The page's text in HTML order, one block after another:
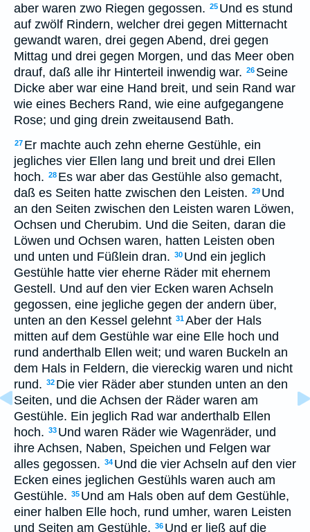
aber waren zwo Riegen gegossen. 25 Und es stund
auf zwölf Rindern, welcher drei gegen Mitternacht
gewandt waren, drei gegen Abend, drei gegen
Mittag und drei gegen Morgen, und das Meer oben
drauf, daß alle ihr Hinterteil inwendig war. 26 Seine
Dicke aber war eine Hand breit, und sein Rand war
wie eines Bechers Rand, wie eine aufgegangene
Rose; und ging drein zweitausend Bath.
27 Er machte auch zehn eherne Gestühle, ein
jegliches vier Ellen lang und breit und drei Ellen
hoch. 28 Es war aber das Gestühle also gemacht,
daß es Seiten hatte zwischen den Leisten. 29 Und
an den Seiten zwischen den Leisten waren Löwen,
Ochsen und Cherubim. Und die Seiten, daran die
Löwen und Ochsen waren, hatten Leisten oben
und unten und Füßlein dran. 30 Und ein jeglich
Gestühle hatte vier eherne Räder mit ehernem
Gestell. Und auf den vier Ecken waren Achseln
gegossen, eine jegliche gegen der andern über,
unten an den Kessel gelehnt 31Aber der Hals
mitten auf dem Gestühle war eine Elle hoch und
rund anderthalb Ellen weit; und waren Buckeln an
dem Hals in Feldern, die viereckig waren und nicht
rund. 32 Die vier Räder aber stunden unten an den
Seiten, und die Achsen der Räder waren am
Gestühle. Ein jeglich Rad war anderthalb Ellen
hoch. 33 Und waren Räder wie Wagenräder, und
ihre Achsen, Naben, Speichen und Felgen war
alles gegossen. 34 Und die vier Achseln auf den vier
Ecken eines jeglichen Gestühls waren auch am
Gestühle. 35 Und am Hals oben auf dem Gestühle,
einer halben Elle hoch, rund umher, waren Leisten
und Seiten am Gestühle. 36 Und er ließ auf die